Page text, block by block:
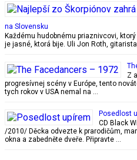
na Slovensku
Každému hudobnému priaznivcovi,
je jasné, ktorá bije. Uli Jon Roth,
Z
progresívnej scény v Európe, tento
tych rokov v USA nemal na …
Posedlost
CD Black
/2010/ Děcka odvezte k prarodičům,
okna a zabedněte dveře. Připravte …